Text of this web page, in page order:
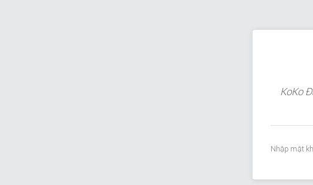
KoKo
Nhập mật